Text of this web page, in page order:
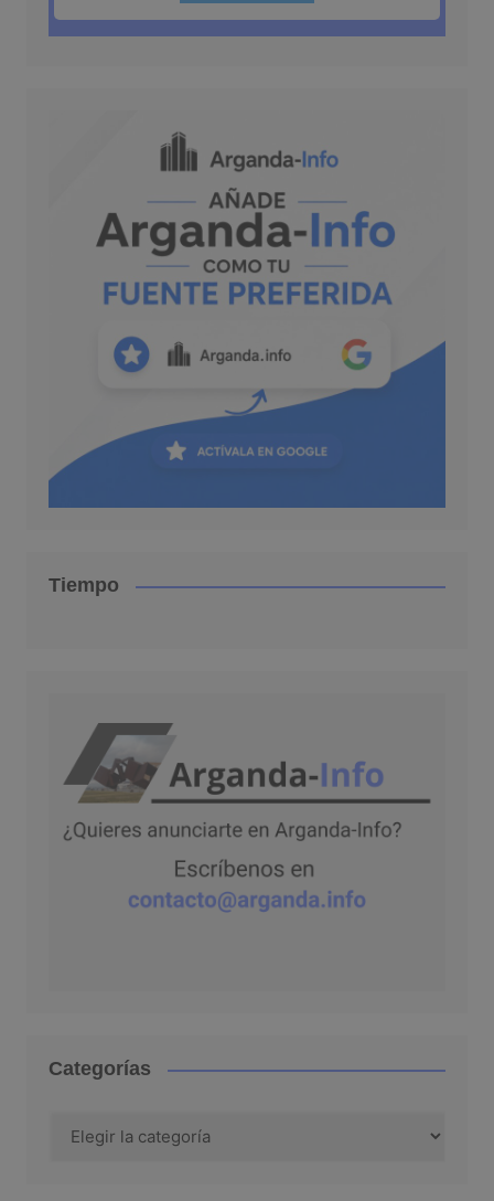
Tiempo
Categorías